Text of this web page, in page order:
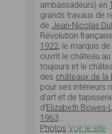
ambassadeurs) en
grands travaux de
de Jean-Nicolas
Révolution
1922, le marquis
ouvrit le château
toujours et le
des châteaux de la
pour ses intérieurs
d'art et de
d'Elizabeth Bowes-
1963…
Photos Voir le site